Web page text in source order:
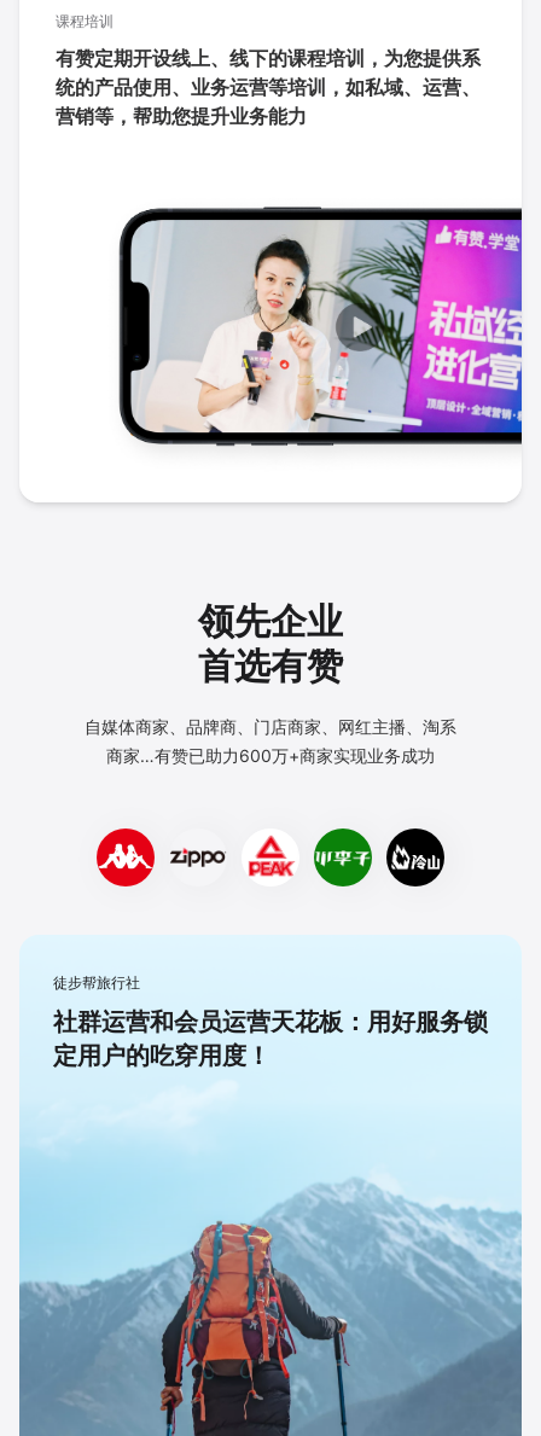
课程培训
有赞定期开设线上、线下的课程培训，为您提供系
统的产品使用、业务运营等培训，如私域、运营、
营销等，帮助您提升业务能力
领先企业
首选有赞
自媒体商家、品牌商、门店商家、网红主播、淘系
商家…有赞已助力600万+商家实现业务成功
徒步帮旅行社
社群运营和会员运营天花板：用好服务锁
定用户的吃穿用度！